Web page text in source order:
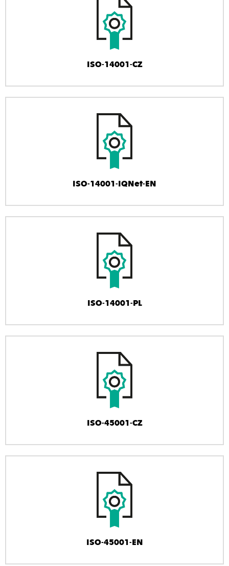
ISO-14001-CZ
ISO-14001-IQNet-EN
ISO-14001-PL
ISO-45001-CZ
ISO-45001-EN